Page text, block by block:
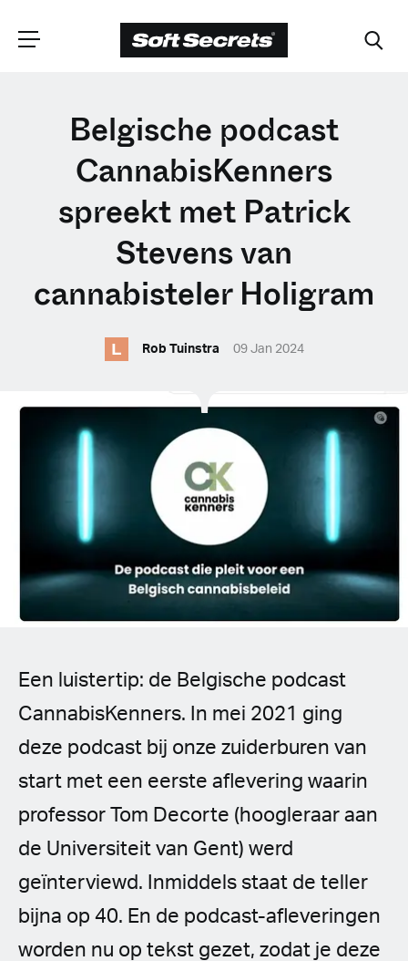
CHOOSE YOUR
LANGUAGE
Dutch
Spanish (Spain)
Spanish (Latin America)
Czech
Belgische podcast
CannabisKenners
spreekt met Patrick
Stevens van
cannabisteler Holigram
L Rob Tuinstra 09 Jan 2024
Een luistertip: de Belgische podcast
CannabisKenners. In mei 2021 ging
deze podcast bij onze zuiderburen van
start met een eerste aflevering waarin
professor Tom Decorte (hoogleraar aan
de Universiteit van Gent) werd
geïnterviewd. Inmiddels staat de teller
bijna op 40. En de podcast-afleveringen
worden nu op tekst gezet, zodat je deze